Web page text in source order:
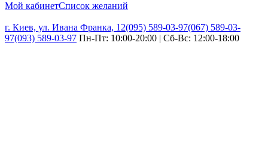
Мой кабинетСписок желаний
г. Киев, ул. Ивана Франка, 12(095) 589-03-97(067) 589-03-
97(093) 589-03-97 Пн-Пт: 10:00-20:00 | Сб-Вс: 12:00-18:00